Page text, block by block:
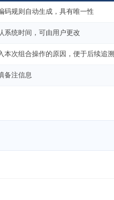
码规则自动生成，具有唯一性
系统时间，可由用户更改
本次组合操作的原因，便于后续追溯
备注信息